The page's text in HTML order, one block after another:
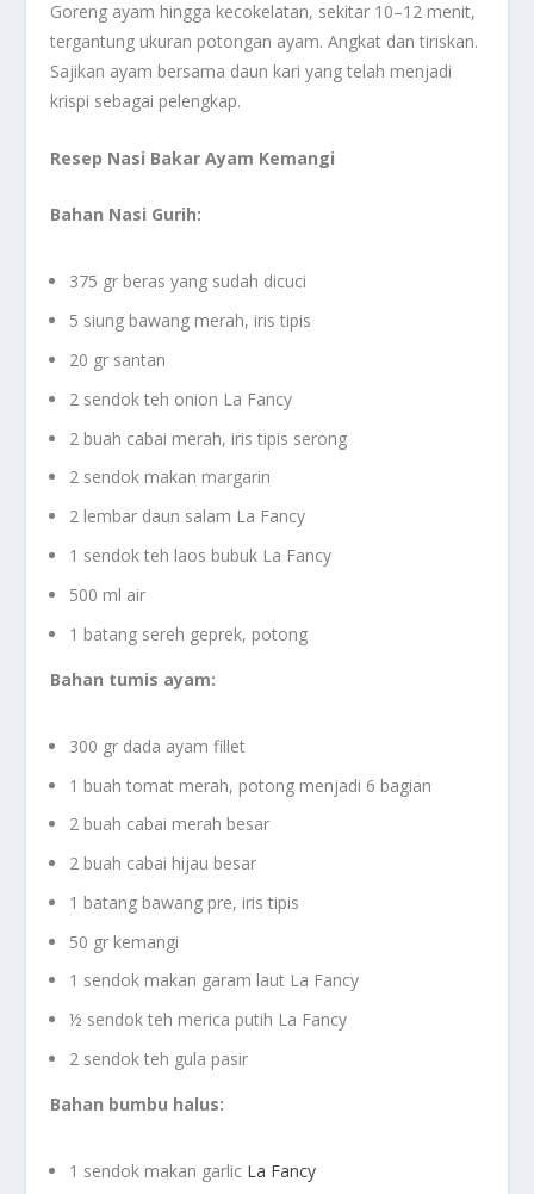
Goreng ayam hingga kecokelatan, sekitar 10–12 menit,
tergantung ukuran potongan ayam. Angkat dan tiriskan.
Sajikan ayam bersama daun kari yang telah menjadi
krispi sebagai pelengkap.
Resep Nasi Bakar Ayam Kemangi
Bahan Nasi Gurih:
375 gr beras yang sudah dicuci
5 siung bawang merah, iris tipis
20 gr santan
2 sendok teh onion La Fancy
2 buah cabai merah, iris tipis serong
2 sendok makan margarin
2 lembar daun salam La Fancy
1 sendok teh laos bubuk La Fancy
500 ml air
1 batang sereh geprek, potong
Bahan tumis ayam:
300 gr dada ayam fillet
1 buah tomat merah, potong menjadi 6 bagian
2 buah cabai merah besar
2 buah cabai hijau besar
1 batang bawang pre, iris tipis
50 gr kemangi
1 sendok makan garam laut La Fancy
½ sendok teh merica putih La Fancy
2 sendok teh gula pasir
Bahan bumbu halus:
1 sendok makan garlic La Fancy